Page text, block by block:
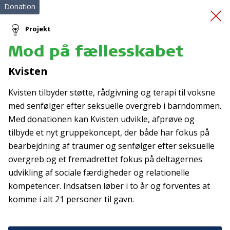
Svømmeveste til
kajakklub
Donation
Projekt
Mod på fællesskabet
Kvisten
Kvisten tilbyder støtte, rådgivning og terapi til voksne
med senfølger efter seksuelle overgreb i barndommen.
Med donationen kan Kvisten udvikle, afprøve og
tilbyde et nyt gruppekoncept, der både har fokus på
bearbejdning af traumer og senfølger efter seksuelle
overgreb og et fremadrettet fokus på deltagernes
udvikling af sociale færdigheder og relationelle
kompetencer. Indsatsen løber i to år og forventes at
komme i alt 21 personer til gavn.
Tilmeld nyhedsbrev
De seneste nyheder om TrygFondens og TryghedsGruppens